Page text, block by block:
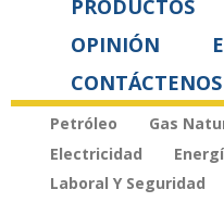
PRODUCTOS
OPINIÓN
CONTÁCTENOS
Petróleo Gas
Electricidad
Laboral Y Seguridad